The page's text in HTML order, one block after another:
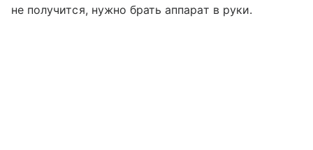
не получится, нужно брать аппарат в руки.